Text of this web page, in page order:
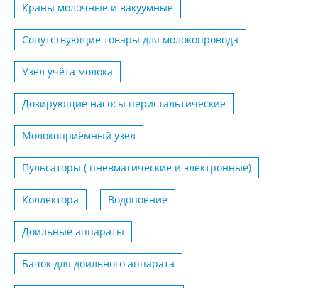
Краны молочные и вакуумные
Сопутствующие товары для молокопровода
Узел учёта молока
Дозирующие насосы перистальтические
Молокоприёмный узел
Пульсаторы ( пневматические и электронные)
Коллектора Водопоение
Доильные аппараты
Бачок для доильного аппарата